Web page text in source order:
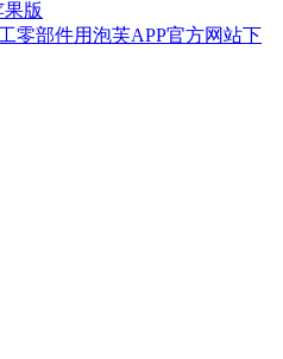
版
零部件用泡芙APP官方网站下